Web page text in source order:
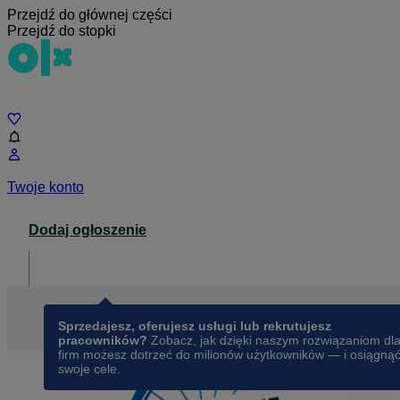
Przejdź do głównej części
Przejdź do stopki
Twoje konto
Dodaj ogłoszenie
Sprzedajesz, oferujesz usługi lub rekrutujesz
pracowników? Zobacz, jak dzięki naszym rozwiązaniom dla
firm możesz dotrzeć do milionów użytkowników — i osiągnąć
swoje cele.